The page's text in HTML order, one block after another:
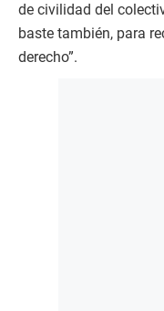
de civilidad del
baste también, para
derecho”.